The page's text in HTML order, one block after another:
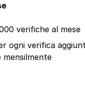
verifiche al mese
ogni verifica